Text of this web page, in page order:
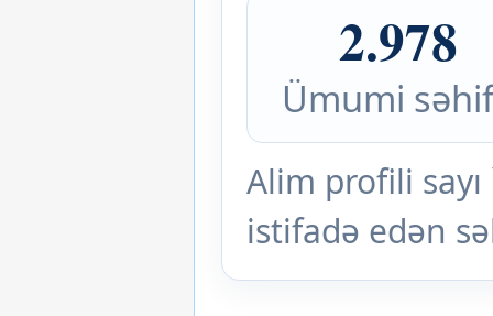
2.978
Ümumi
Alim profili sayı
istifadə edən